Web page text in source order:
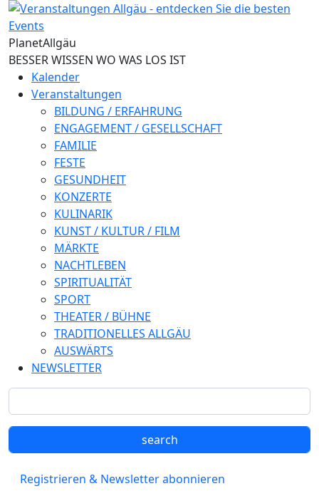
Direkt zum Inhalt
PlanetAllgäu
BESSER WISSEN WO WAS LOS IST
Kalender
Veranstaltungen
BILDUNG / ERFAHRUNG
ENGAGEMENT / GESELLSCHAFT
FAMILIE
FESTE
GESUNDHEIT
KONZERTE
KULINARIK
KUNST / KULTUR / FILM
MÄRKTE
NACHTLEBEN
SPIRITUALITÄT
SPORT
THEATER / BÜHNE
TRADITIONELLES ALLGÄU
AUSWÄRTS
NEWSLETTER
Registrieren & Newsletter abonnieren